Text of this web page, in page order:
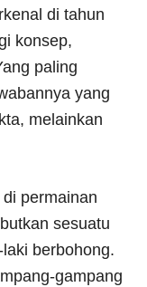
di tahun
konsep,
paling
yang
melainkan
permainan
sesuatu
berbohong.
gampang